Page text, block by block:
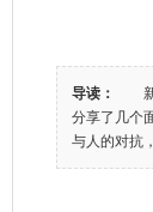
导读：
新
分享了几个
与人的对抗